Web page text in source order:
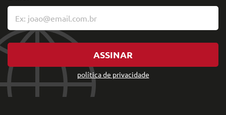
política de privacidade
ASSINAR